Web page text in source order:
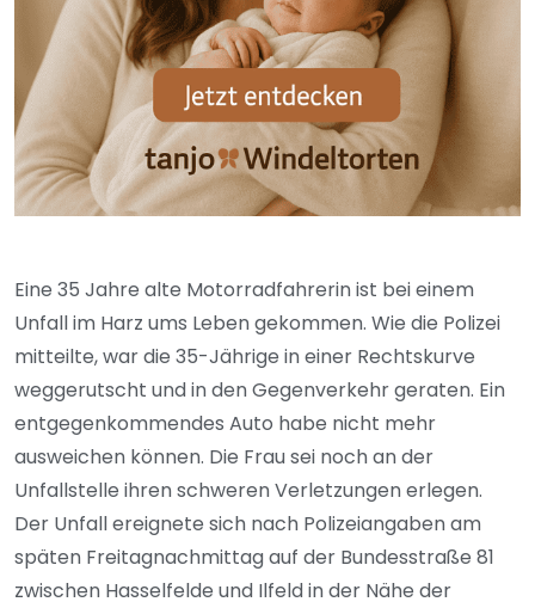
Eine 35 Jahre alte Motorradfahrerin ist bei einem
Unfall im Harz ums Leben gekommen. Wie die Polizei
mitteilte, war die 35-Jährige in einer Rechtskurve
weggerutscht und in den Gegenverkehr geraten. Ein
entgegenkommendes Auto habe nicht mehr
ausweichen können. Die Frau sei noch an der
Unfallstelle ihren schweren Verletzungen erlegen.
Der Unfall ereignete sich nach Polizeiangaben am
späten Freitagnachmittag auf der Bundesstraße 81
zwischen Hasselfelde und Ilfeld in der Nähe der